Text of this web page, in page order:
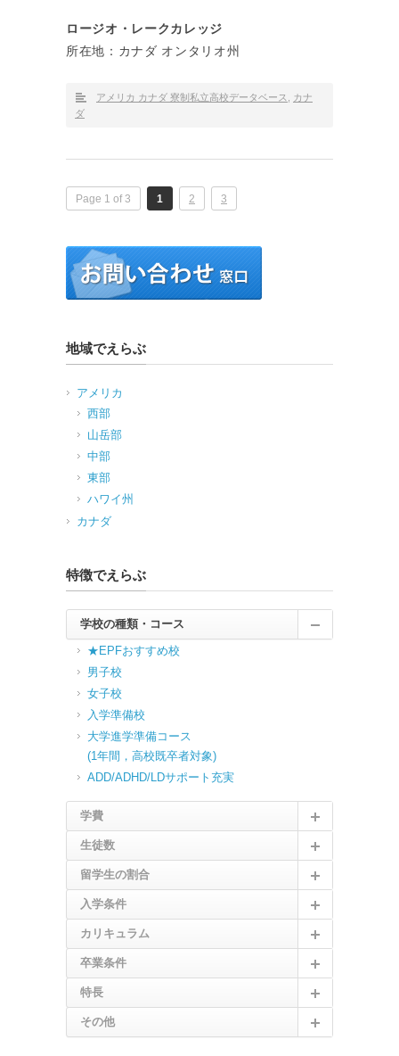
ロージオ・レークカレッジ
所在地：カナダ オンタリオ州
アメリカ カナダ 寮制私立高校データベース
カナ
ダ
Page 1 of 3 1 2 3
地域でえらぶ
アメリカ
西部
山岳部
中部
東部
ハワイ州
カナダ
特徴でえらぶ
学校の種類・コース
★EPFおすすめ校
男子校
女子校
入学準備校
大学進学準備コース
(1年間，高校既卒者対象)
ADD/ADHD/LDサポート充実
学費
生徒数
留学生の割合
入学条件
カリキュラム
卒業条件
特長
その他